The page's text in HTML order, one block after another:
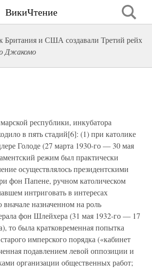
ВикиЧтение
и США создавали Третий рейх
Джакомо
республики, инкубатора
в пять стадий[6]: (1) при католике
Голоде (27 марта 1930-го — 30 мая
режим был практически
осуществлялось президентскими
фон Папене, ручном католическом
интриговать в интересах
вначале назначенном на роль
фон Шлейхера (31 мая 1932-го — 17
то была кратковременная попытка
имперского порядка («кабинет
подавлением левой оппозиции и
организации общественных работ;